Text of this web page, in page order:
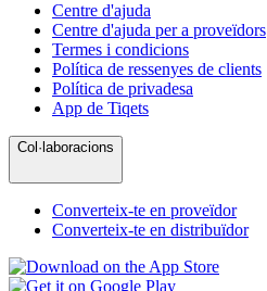
Centre d'ajuda
Centre d'ajuda per a proveïdors
Termes i condicions
Política de ressenyes de clients
Política de privadesa
App de Tiqets
Col·laboracions
Converteix-te en proveïdor
Converteix-te en distribuïdor